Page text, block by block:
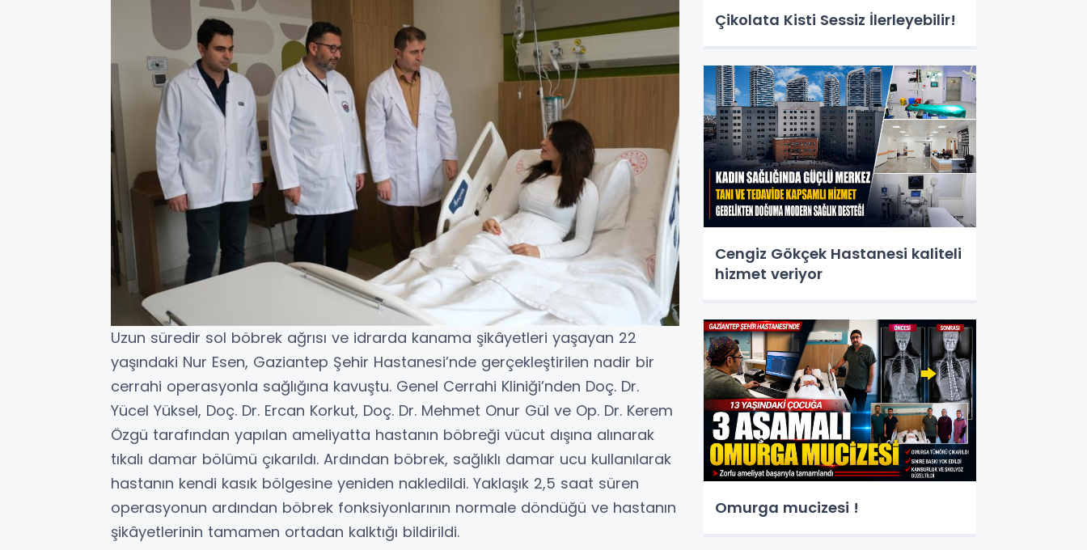
Uzun süredir sol böbrek ağrısı ve idrarda kanama şikâyetleri yaşayan 22
yaşındaki Nur Esen, Gaziantep Şehir Hastanesi’nde gerçekleştirilen nadir bir
cerrahi operasyonla sağlığına kavuştu. Genel Cerrahi Kliniği’nden Doç. Dr.
Yücel Yüksel, Doç. Dr. Ercan Korkut, Doç. Dr. Mehmet Onur Gül ve Op. Dr. Kerem
Özgü tarafından yapılan ameliyatta hastanın böbreği vücut dışına alınarak
tıkalı damar bölümü çıkarıldı. Ardından böbrek, sağlıklı damar ucu kullanılarak
hastanın kendi kasık bölgesine yeniden nakledildi. Yaklaşık 2,5 saat süren
operasyonun ardından böbrek fonksiyonlarının normale döndüğü ve hastanın
şikâyetlerinin tamamen ortadan kalktığı bildirildi.
Çikolata Kisti Sessiz İlerleyebilir!
Cengiz Gökçek Hastanesi kaliteli
hizmet veriyor
Omurga mucizesi !